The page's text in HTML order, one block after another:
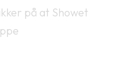
på at Showet